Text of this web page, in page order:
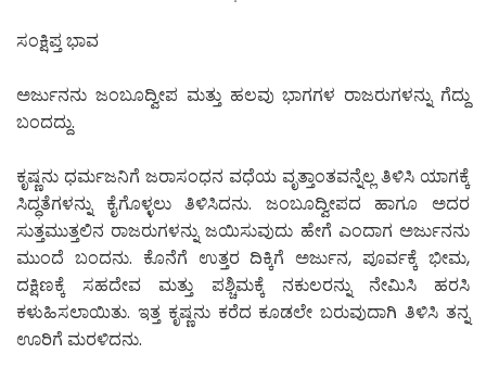
ಸಂಕ್ಷಿಪ್ತ ಭಾವ
ಅರ್ಜುನನು ಜಂಬೂದ್ವೀಪ ಮತ್ತು ಹಲವು ಭಾಗಗಳ ರಾಜರುಗಳನ್ನು ಗೆದ್ದು
ಬಂದದ್ದು.
ಕೃಷ್ಣನು ಧರ್ಮಜನಿಗೆ ಜರಾಸಂಧನ ವಧೆಯ ವೃತ್ತಾಂತವನ್ನೆಲ್ಲ ತಿಳಿಸಿ ಯಾಗಕ್ಕೆ
ಸಿದ್ಧತೆಗಳನ್ನು ಕೈಗೊಳ್ಳಲು ತಿಳಿಸಿದನು. ಜಂಬೂದ್ವೀಪದ ಹಾಗೂ ಅದರ
ಸುತ್ತಮುತ್ತಲಿನ ರಾಜರುಗಳನ್ನು ಜಯಿಸುವುದು ಹೇಗೆ ಎಂದಾಗ ಅರ್ಜುನನು
ಮುಂದೆ ಬಂದನು. ಕೊನೆಗೆ ಉತ್ತರ ದಿಕ್ಕಿಗೆ ಅರ್ಜುನ, ಪೂರ್ವಕ್ಕೆ ಭೀಮ,
ದಕ್ಷಿಣಕ್ಕೆ ಸಹದೇವ ಮತ್ತು ಪಶ್ಚಿಮಕ್ಕೆ ನಕುಲರನ್ನು ನೇಮಿಸಿ ಹರಸಿ
ಕಳುಹಿಸಲಾಯಿತು. ಇತ್ತ ಕೃಷ್ಣನು ಕರೆದ ಕೂಡಲೇ ಬರುವುದಾಗಿ ತಿಳಿಸಿ ತನ್ನ
ಊರಿಗೆ ಮರಳಿದನು.